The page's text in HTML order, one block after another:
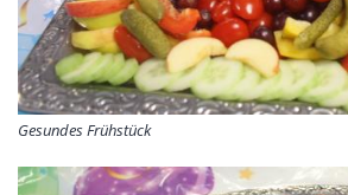
Gesundes Frühstück